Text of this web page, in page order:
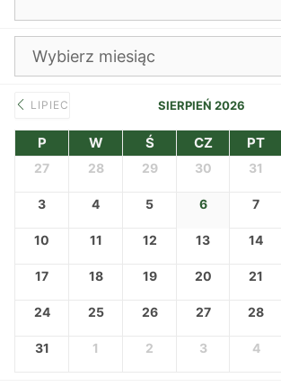
Archiwa
LIPIEC SIERPIEŃ 2026
P W Ś CZ PT
27 28 29 30 31
3 4 5 6 7
10 11 12 13 14
17 18 19 20 21
24 25 26 27 28
31 1 2 3 4